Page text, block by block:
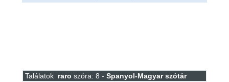
Találatok raro szóra: 8 - Spanyol-Magyar szótár